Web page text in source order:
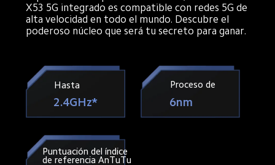
X53 5G integrado es compatible con redes 5G de
alta velocidad en todo el mundo. Descubre el
poderoso núcleo que será tu secreto para ganar.
Hasta
2.4GHz*
Proceso de
6nm
Puntuación del índice
de referencia AnTuTu